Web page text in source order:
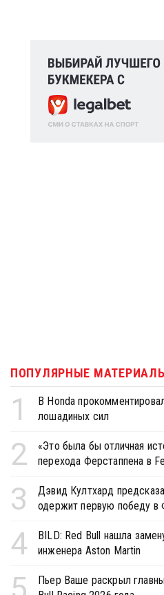
ПОПУЛЯРНЫЕ
1
В Honda
лошадиных сил
2
«Это была бы отличная
перехода Ферстаппена в
3
Дэвид Култхард
одержит первую победу в
4
BILD: Red Bull нашла
инженера Aston Martin
Пьер Ваше раскрыл